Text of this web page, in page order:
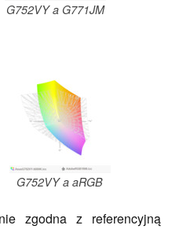
G752VY a G771JM
G752VY a aRGB
zgodna z referencyjną